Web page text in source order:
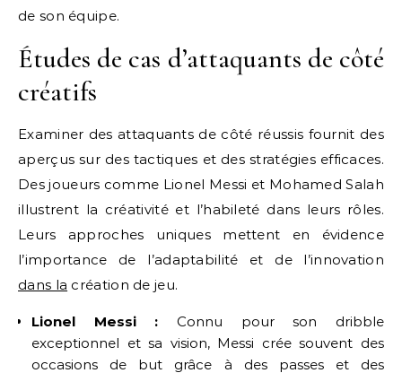
de son équipe.
Études de cas d’attaquants de côté
créatifs
Examiner des attaquants de côté réussis fournit des
aperçus sur des tactiques et des stratégies efficaces.
Des joueurs comme Lionel Messi et Mohamed Salah
illustrent la créativité et l’habileté dans leurs rôles.
Leurs approches uniques mettent en évidence
l’importance de l’adaptabilité et de l’innovation
dans la création de jeu.
Lionel Messi : Connu pour son dribble
exceptionnel et sa vision, Messi crée souvent des
occasions de but grâce à des passes et des